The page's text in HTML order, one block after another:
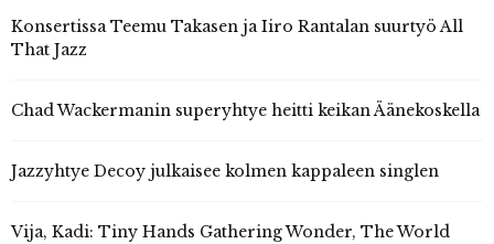
Konsertissa Teemu Takasen ja Iiro Rantalan suurtyö All
That Jazz
Chad Wackermanin superyhtye heitti keikan Äänekoskella
Jazzyhtye Decoy julkaisee kolmen kappaleen singlen
Vija, Kadi: Tiny Hands Gathering Wonder, The World